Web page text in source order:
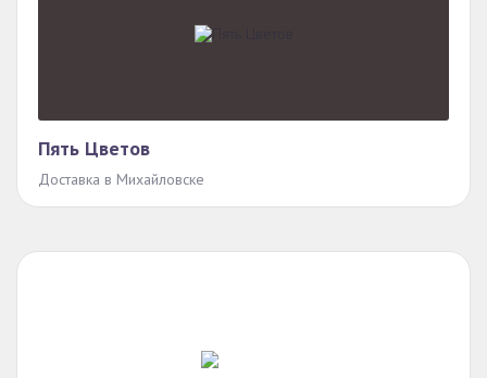
Пять Цветов
Доставка в Михайловске